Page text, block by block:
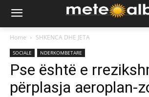
Home SHKENCA DHE JETA
SOCIALE NDERKOMBETARE
Pse është e
përplasja aeroplan-